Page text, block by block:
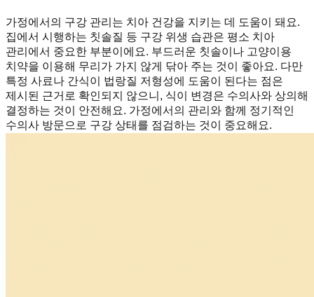
가정에서의 구강 관리는 치아 건강을 지키는 데 도움이 돼요.
집에서 시행하는 칫솔질 등 구강 위생 습관은 평소 치아
관리에서 중요한 부분이에요. 부드러운 칫솔이나 고양이용
치약을 이용해 무리가 가지 않게 닦아 주는 것이 좋아요. 다만
특정 사료나 간식이 법랑질 저형성에 도움이 된다는 점은
제시된 근거로 확인되지 않으니, 식이 변경은 수의사와 상의해
결정하는 것이 안전해요. 가정에서의 관리와 함께 정기적인
수의사 방문으로 구강 상태를 점검하는 것이 중요해요.